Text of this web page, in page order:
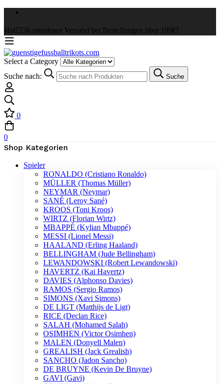
Hot ✌🏼Kostenloser Versand bei Bestellungen über 199€!
Select a Category
Suche nach:
Suche
0
0
Shop Kategorien
Spieler
RONALDO (Cristiano Ronaldo)
MÜLLER (Thomas Müller)
NEYMAR (Neymar)
SANÉ (Leroy Sané)
KROOS (Toni Kroos)
WIRTZ (Florian Wirtz)
MBAPPÉ (Kylian Mbappé)
MESSI (Lionel Messi)
HAALAND (Erling Haaland)
BELLINGHAM (Jude Bellingham)
LEWANDOWSKI (Robert Lewandowski)
HAVERTZ (Kai Havertz)
DAVIES (Alphonso Davies)
RAMOS (Sergio Ramos)
SIMONS (Xavi Simons)
DE LIGT (Matthijs de Ligt)
RICE (Declan Rice)
SALAH (Mohamed Salah)
OSIMHEN (Victor Osimhen)
MALEN (Donyell Malen)
GREALISH (Jack Grealish)
SANCHO (Jadon Sancho)
DE BRUYNE (Kevin De Bruyne)
GAVI (Gavi)